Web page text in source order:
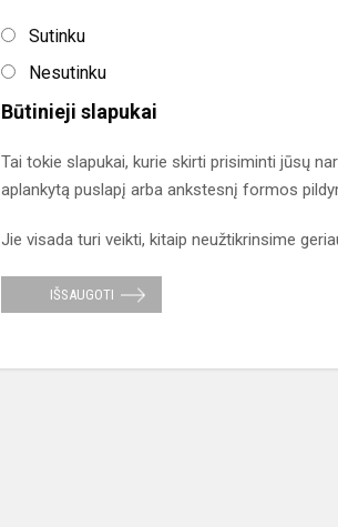
Sutinku
Nesutinku
Būtinieji slapukai
Tai tokie slapukai, kurie skirti prisiminti jūsų
aplankytą puslapį arba ankstesnį formos
Jie visada turi veikti, kitaip neužtikrinsime
IŠSAUGOTI